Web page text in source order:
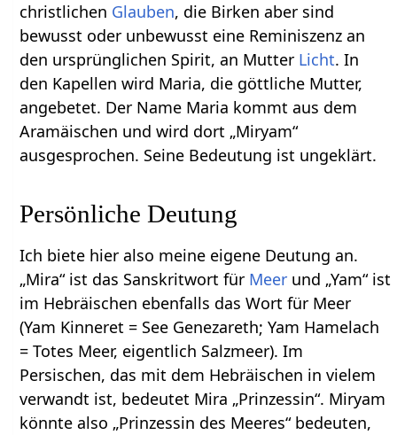
christlichen Glauben, die Birken aber sind
bewusst oder unbewusst eine Reminiszenz an
den ursprünglichen Spirit, an Mutter Licht. In
den Kapellen wird Maria, die göttliche Mutter,
angebetet. Der Name Maria kommt aus dem
Aramäischen und wird dort „Miryam“
ausgesprochen. Seine Bedeutung ist ungeklärt.
Persönliche Deutung
Ich biete hier also meine eigene Deutung an.
„Mira“ ist das Sanskritwort für Meer und „Yam“ ist
im Hebräischen ebenfalls das Wort für Meer
(Yam Kinneret = See Genezareth; Yam Hamelach
= Totes Meer, eigentlich Salzmeer). Im
Persischen, das mit dem Hebräischen in vielem
verwandt ist, bedeutet Mira „Prinzessin“. Miryam
könnte also „Prinzessin des Meeres“ bedeuten,